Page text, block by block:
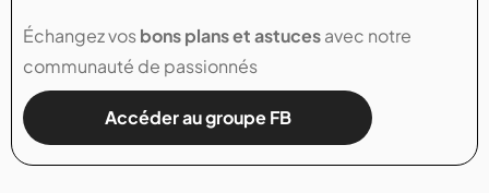
Échangez vosbons plans et astucesavec notre
communauté de passionnés
Accéder au groupe FB